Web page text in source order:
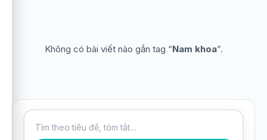
Không có bài viết nào gắn tag “Nam khoa”.